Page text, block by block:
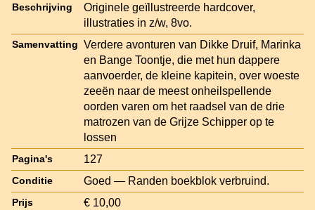
Beschrijving
Originele geïllustreerde hardcover,
illustraties in z/w, 8vo.
Samenvatting Verdere avonturen van Dikke Druif, Marinka
en Bange Toontje, die met hun dappere
aanvoerder, de kleine kapitein, over woeste
zeeën naar de meest onheilspellende
oorden varen om het raadsel van de drie
matrozen van de Grijze Schipper op te
lossen
Pagina's 127
Conditie Goed — Randen boekblok verbruind.
Prijs € 10,00